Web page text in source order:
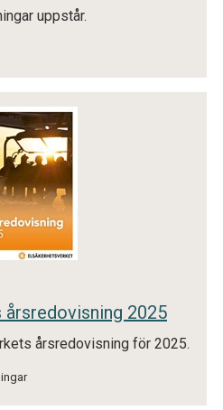
uppstår.
2025
årsredovisning för 2025.